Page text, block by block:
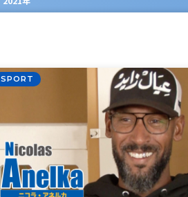
SPORT